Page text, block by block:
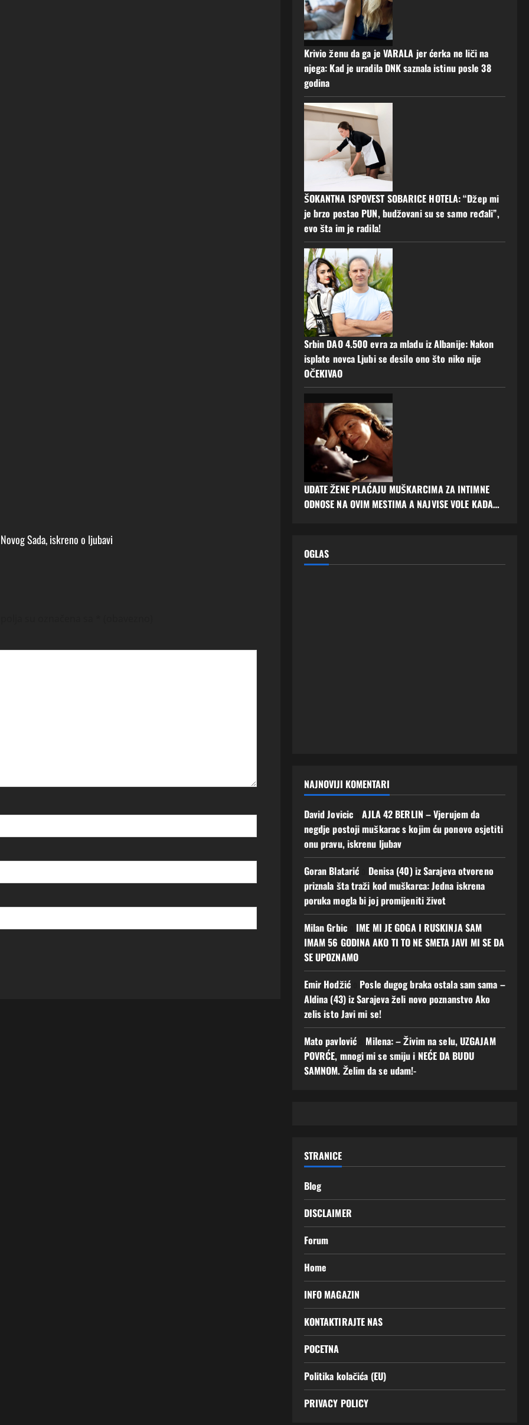
Sada, iskreno o ljubavi
Krivio ženu da ga je VARALA jer ćerka ne liči na
njega: Kad je uradila DNK saznala istinu posle 38
godina
ŠOKANTNA ISPOVEST SOBARICE HOTELA: “Džep mi
je brzo postao PUN, budžovani su se samo ređali”,
evo šta im je radila!
Srbin DAO 4.500 evra za mladu iz Albanije: Nakon
isplate novca Ljubi se desilo ono što niko nije
OČEKIVAO
UDATE ŽENE PLAĆAJU MUŠKARCIMA ZA INTIMNE
ODNOSE NA OVIM MESTIMA A NAJVISE VOLE KADA…
OGLAS
NAJNOVIJI KOMENTARI
David Jovicic oAJLA 42 BERLIN – Vjerujem da
negdje postoji muškarac s kojim ću ponovo osjetiti
onu pravu, iskrenu ljubav
Goran Blatarić
Denisa (40) iz Sarajeva otvoreno
priznala šta traži kod muškarca: Jedna iskrena
poruka mogla bi joj promijeniti život
Milan Grbico IME MI JE GOGA I RUSKINJA SAM
IMAM 56 GODINA AKO TI TO NE SMETA JAVI MI SE DA
SE UPOZNAMO
Emir Hodžićo Posle dugog braka ostala sam sama –
Aldina (43) iz Sarajeva želi novo poznanstvo Ako
zelis isto Javi mi se!
Mato pavlović
Milena: – Živim na selu, UZGAJAM
POVRĆE, mnogi mi se smiju i NEĆE DA BUDU
SAMNOM. Želim da se udam!-
STRANICE
Blog
DISCLAIMER
Forum
Home
INFO MAGAZIN
KONTAKTIRAJTE NAS
POCETNA
Politika kolačića (EU)
PRIVACY POLICY